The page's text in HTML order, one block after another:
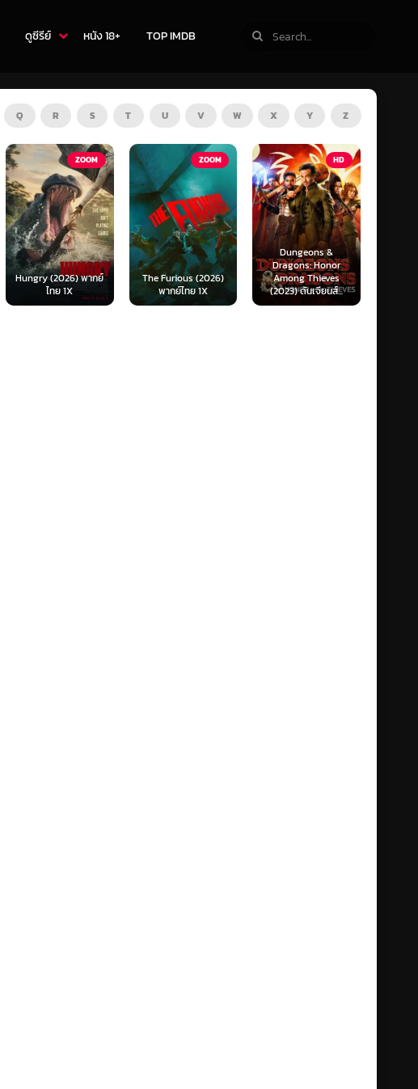
ดูซีรีย์ หนัง 18+ TOP IMDB
Q R S T U V W X Y Z
ZOOM
The Furious (2026)
พากย์ไทย 1X
HD
Dungeons &
Dragons: Honor
Among Thieves
(2023) ดันเจียนส์...
HD
Ready or Not 2: Here
I Come (2026) เกม
พร้อมตาย 2 (พากย์
ไทย)